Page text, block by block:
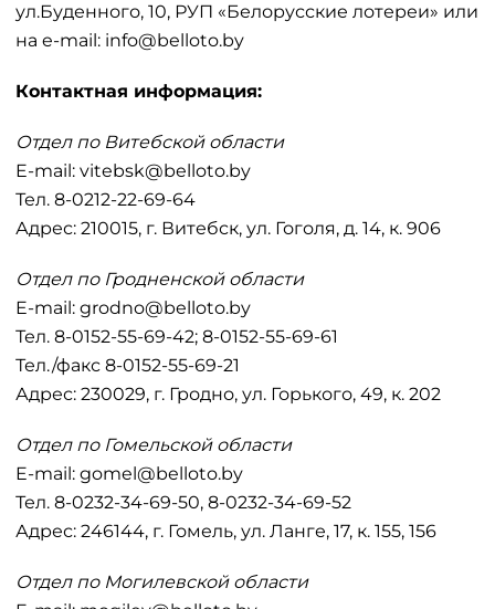
ул.Буденного, 10, РУП «Белорусские лотереи» или
на e-mail: info@belloto.by
Контактная информация:
Отдел по Витебской области
E-mail: vitebsk@belloto.by
Тел. 8-0212-22-69-64
Адрес: 210015, г. Витебск, ул. Гоголя, д. 14, к. 906
Отдел по Гродненской области
E-mail: grodno@belloto.by
Тел. 8-0152-55-69-42; 8-0152-55-69-61
Тел./факс 8-0152-55-69-21
Адрес: 230029, г. Гродно, ул. Горького, 49, к. 202
Отдел по Гомельской области
E-mail: gomel@belloto.by
Тел. 8-0232-34-69-50, 8-0232-34-69-52
Адрес: 246144, г. Гомель, ул. Ланге, 17, к. 155, 156
Отдел по Могилевской области